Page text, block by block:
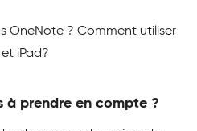
OneNote ? Comment utiliser
iPad?
à prendre en compte ?